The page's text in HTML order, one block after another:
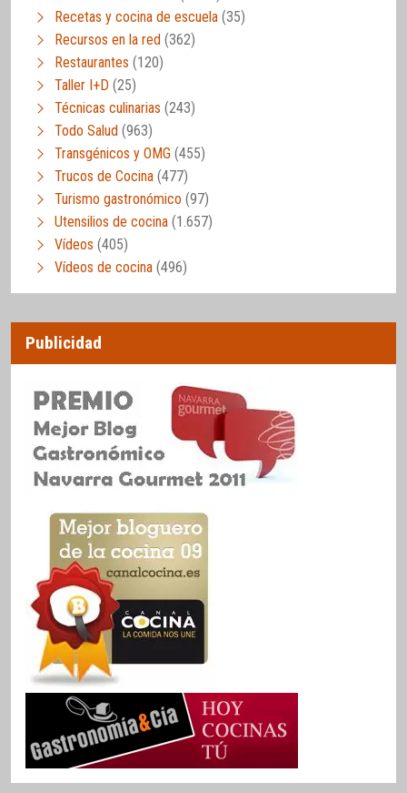
Recetas y cocina de escuela (35)
Recursos en la red (362)
Restaurantes (120)
Taller I+D (25)
Técnicas culinarias (243)
Todo Salud (963)
Transgénicos y OMG (455)
Trucos de Cocina (477)
Turismo gastronómico (97)
Utensilios de cocina (1.657)
Vídeos (405)
Vídeos de cocina (496)
Publicidad